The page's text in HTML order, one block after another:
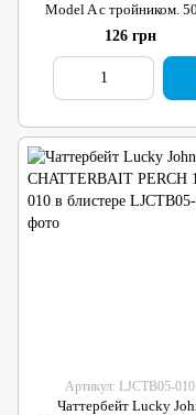
Model A с тройником.
(1450-C)
126 грн
Артикул: LJCTB05-010
Чаттербейт Lucky